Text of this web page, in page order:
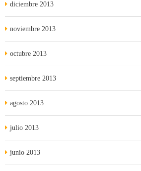
diciembre 2013
noviembre 2013
octubre 2013
septiembre 2013
agosto 2013
julio 2013
junio 2013